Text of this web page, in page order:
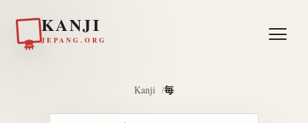
KANJI
JEPANG.ORG
Kanji 毎